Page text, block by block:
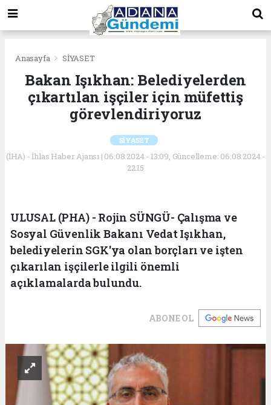
Anasayfa SİYASET
Bakan Işıkhan: Belediyelerden
çıkartılan işçiler için müfettiş
görevlendiriyoruz
SİYASET
(İHA) - İhlas Haber Ajansı | 06.08.2024 - 13:09, Güncelleme: 06.08.2024 -
22:15
ULUSAL (PHA) - Rojin SÜNGÜ- Çalışma ve
Sosyal Güvenlik Bakanı Vedat Işıkhan,
belediyelerin SGK'ya olan borçları ve işten
çıkarılan işçilerle ilgili önemli
açıklamalarda bulundu.
ABONE OL